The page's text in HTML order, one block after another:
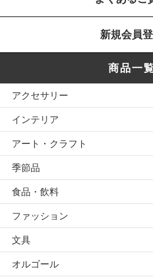
新規会員
商品一
アクセサリー
インテリア
アート・クラフト
季節品
食品・飲料
ファッション
文具
オルゴール